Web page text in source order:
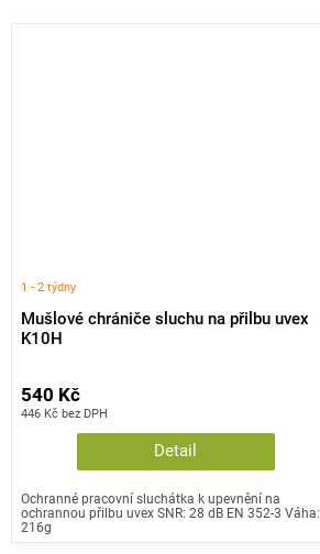
Mušlové chrániče sluchu na přilbu uvex
K10H
1 - 2 týdny
446 Kč bez DPH
540 Kč
Detail
Ochranné pracovní sluchátka k upevnění na
ochrannou přilbu uvex SNR: 28 dB EN 352-3 Váha:
216g